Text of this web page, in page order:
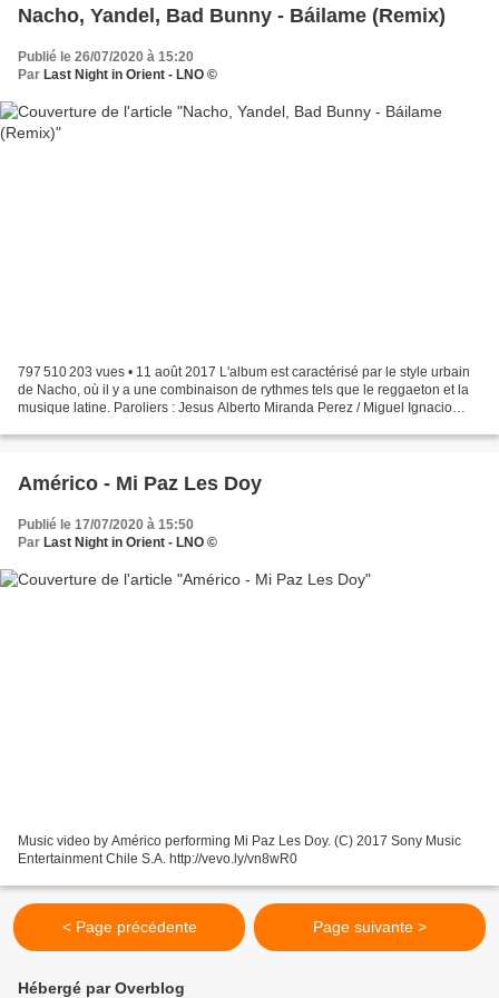
Nacho, Yandel, Bad Bunny - Báilame (Remix)
Publié le 26/07/2020 à 15:20
Par Last Night in Orient - LNO ©
797 510 203 vues • 11 août 2017 L'album est caractérisé par le style urbain
de Nacho, où il y a une combinaison de rythmes tels que le reggaeton et la
musique latine. Paroliers : Jesus Alberto Miranda Perez / Miguel Ignacio
Américo - Mi Paz Les Doy
Publié le 17/07/2020 à 15:50
Par Last Night in Orient - LNO ©
Music video by Américo performing Mi Paz Les Doy. (C) 2017 Sony Music
Entertainment Chile S.A. http://vevo.ly/vn8wR0
< Page précédente Page suivante >
Hébergé par Overblog